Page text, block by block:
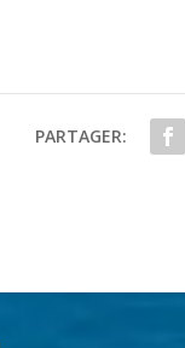
PARTAGER: